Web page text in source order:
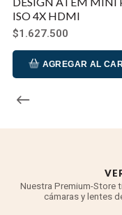
ISO 4X HDMI
$1.627.500
AGREGAR AL
Nuestra Premium-Store
cámaras y lentes